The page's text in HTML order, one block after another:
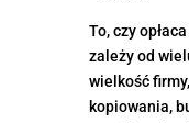
To, czy
zależy od
wielkość
kopiowania,